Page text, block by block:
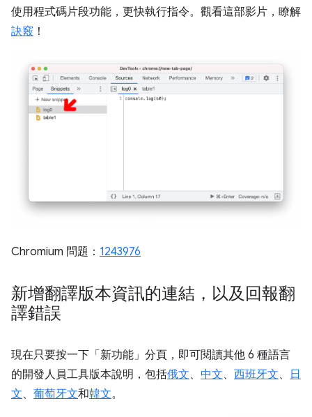
使用程式碼片段功能，更快執行指令。觀看這部影片，瞭解
訣竅 ！
Chromium 問題： 1243976
新增翻譯版本資訊的連結，以及回報翻
譯錯誤
現在只要按一下「新功能」分頁，即可閱讀其他 6 種語言
的開發人員工具版本說明，包括俄文、 中文、 西班牙文、
日
文、 葡萄牙文和韓文。